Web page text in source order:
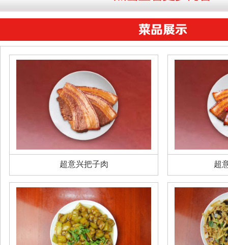
超意兴把子肉 超